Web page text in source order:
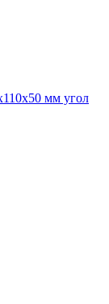
мм угол